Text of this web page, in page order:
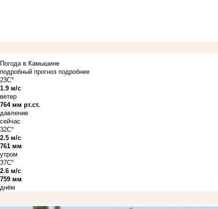
Погода в Камышине
подробный прогноз подробнее
23C°
1.9 м/с
ветер
764 мм рт.ст.
давление
сейчас
32C°
2.5 м/с
761 мм
утром
37C°
2.6 м/с
759 мм
днём